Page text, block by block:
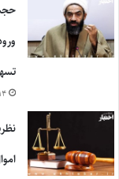
۱۴ مرداد ۱۴۰۵